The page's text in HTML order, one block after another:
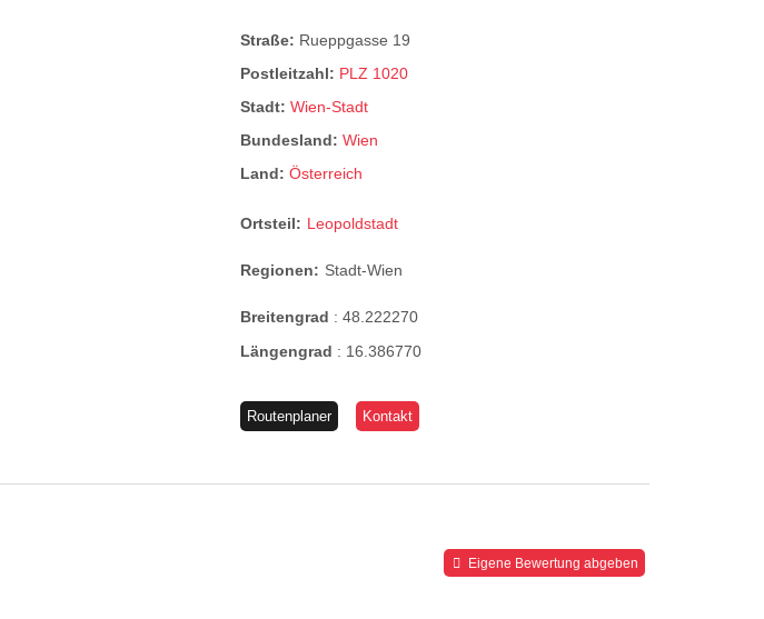
Straße: Rueppgasse 19
Postleitzahl: PLZ 1020
Stadt:Wien-Stadt
Bundesland:Wien
Land:Österreich
Ortsteil: Leopoldstadt
Regionen: Stadt-Wien
Breitengrad :48.222270
Längengrad : 16.386770
Routenplaner Kontakt
Eigene Bewertung abgeben